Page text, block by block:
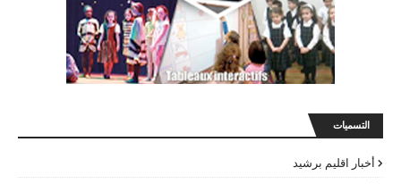
التسميات
أخبار اقليم برشيد